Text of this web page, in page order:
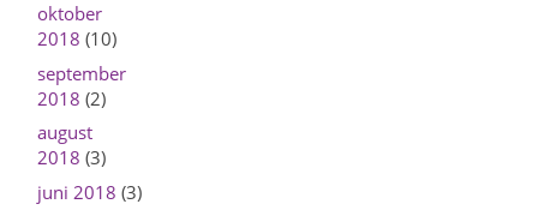
oktober
2018 (10)
september
2018 (2)
august
2018 (3)
juni 2018 (3)